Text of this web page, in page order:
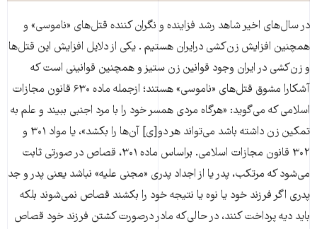
در سال‌های اخیر شاهد رشد فزاینده و نگران کننده قتل‌های «ناموسی» و
همچنین افزایش زن‌کشی درایران هستیم . یکی از دلایل افزایش این قتل‌ها
و زن‌کشی در ایران وجود قوانین زن ستیز و همچنین قوانینی است که
آشکارا مشوق قتل‌های «ناموسی» هستند؛ ازجمله ماده ۶۳۰ قانون مجازات
اسلامی که می‌گوید: «هرگاه مردی همسر خود را با مرد اجنبی ببیند و علم به
تمکین زن داشته باشد می‌تواند هر دو[ی] آن‌ها را بکشد»، یا مواد ۳۰۱ و
۳۰۲ قانون مجازات اسلامی. براساس ماده ۳۰۱، قصاص در صورتی ثابت
می‌شود که مرتکب، پدر یا از اجداد پدری «مجنی علیه» نباشد یعنی پدر و جد
پدری اگر فرزند خود یا نوه یا نتیجه خود را بکشند قصاص نمی‌شوند بلکه
باید دیه پرداخت کنند، در حالی‌که مادر درصورت کشتن فرزند خود قصاص